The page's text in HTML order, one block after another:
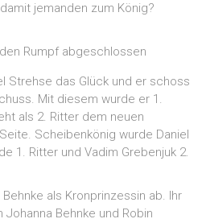
jemanden zum König?
Rumpf abgeschlossen
Strehse das Glück und er schoss
Mit diesem wurde er 1.
als 2. Ritter dem neuen
Scheibenkönig wurde Daniel
1. Ritter und Vadim Grebenjuk 2.
als Kronprinzessin ab. Ihr
Behnke und Robin